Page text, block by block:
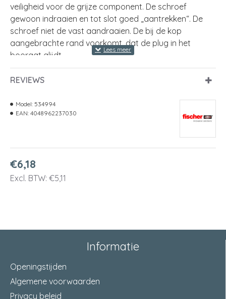
veiligheid voor de grijze component. De schroef
gewoon indraaien en tot slot goed „aantrekken“. De
schroef niet de vast aandraaien. De bij de kop
aangebrachte rand voorkomt, dat de plug in het
boorgat glijdt.
spaanplaatschroef
blister met
min. inschroefdiepte
REVIEWS
€6,18
Excl. BTW: €5,11
Model: 534994
EAN: 4048962237030
Informatie
Openingstijden
Algemene voorwaarden
Privacy beleid